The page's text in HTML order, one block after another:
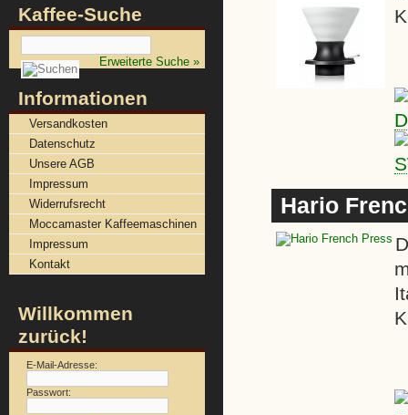
Hario
Kaffee-Suche
Erweiterte Suche »
Informationen
Versandkosten
Datenschutz
Unsere AGB
Impressum
Widerrufsrecht
Moccamaster Kaffeemaschinen
Impressum
Kontakt
Willkommen
zurück!
E-Mail-Adresse:
Passwort: